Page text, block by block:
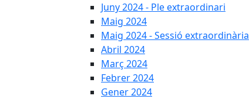
Juny 2024 - Ple extraordinari
Maig 2024
Maig 2024 - Sessió extraordinària
Abril 2024
Març 2024
Febrer 2024
Gener 2024